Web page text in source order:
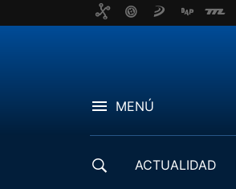
MENÚ
ACTUALIDAD